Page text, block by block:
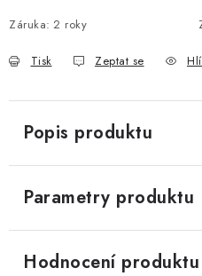
Záruka: 2 roky
Tisk Zeptat se
Popis produktu
Parametry produktu
Hodnocení